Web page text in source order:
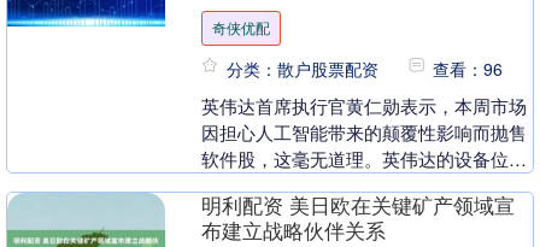
奇侠优配
分类：散户股票配资 查看：96
英伟达首席执行官黄仁勋表示，本周市场
因担心人工智能带来的颠覆性影响而抛售
软件股，这毫无道理。英伟达的设备位于
全球人工智能数据中心建设的核心。黄仁
勋在思科周二晚些....
明利配资 美日欧在关键矿产领域宣
布建立战略伙伴关系